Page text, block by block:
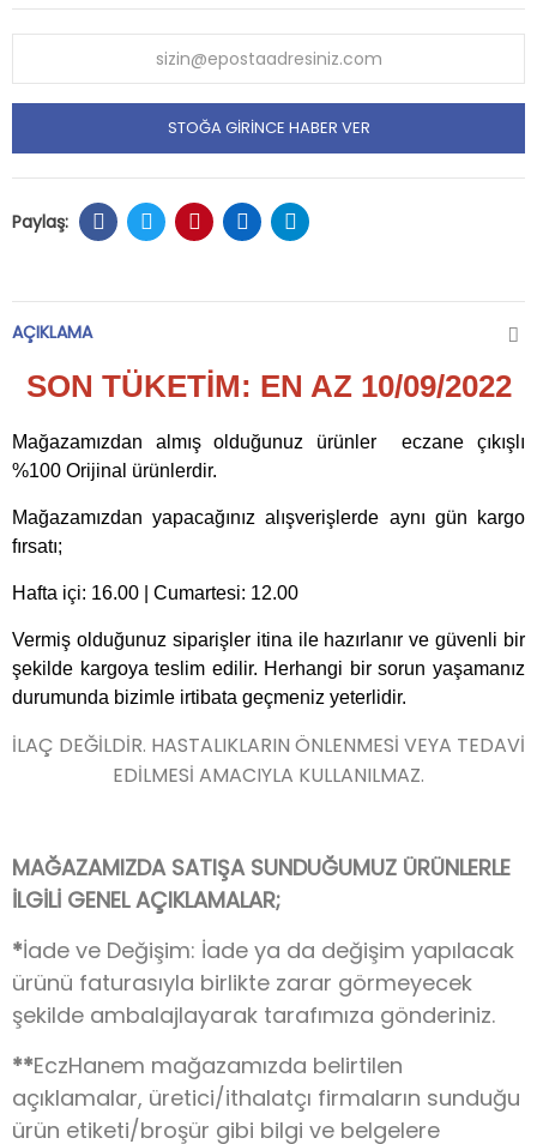
STOĞA GIRINCE HABER VER
AÇIKLAMA
SON TÜKETİM: EN AZ 10/09/2022
Mağazamızdan almış olduğunuz ürünler eczane çıkışlı
%100 Orijinal ürünlerdir.
Mağazamızdan yapacağınız alışverişlerde aynı gün kargo
fırsatı;
Hafta içi: 16.00 | Cumartesi: 12.00
Vermiş olduğunuz siparişler itina ile hazırlanır ve güvenli bir
şekilde kargoya teslim edilir. Herhangi bir sorun yaşamanız
durumunda bizimle irtibata geçmeniz yeterlidir.
İLAÇ DEĞİLDİR. HASTALIKLARIN ÖNLENMESİ VEYA TEDAVİ
EDİLMESİ AMACIYLA KULLANILMAZ.
MAĞAZAMIZDA SATIŞA SUNDUĞUMUZ ÜRÜNLERLE
İLGİLİ GENEL AÇIKLAMALAR;
*İade ve Değişim: İade ya da değişim yapılacak
ürünü faturasıyla birlikte zarar görmeyecek
şekilde ambalajlayarak tarafımıza gönderiniz.
**EczHanem mağazamızda belirtilen
açıklamalar, üretici/ithalatçı firmaların sunduğu
ürün etiketi/broşür gibi bilgi ve belgelere